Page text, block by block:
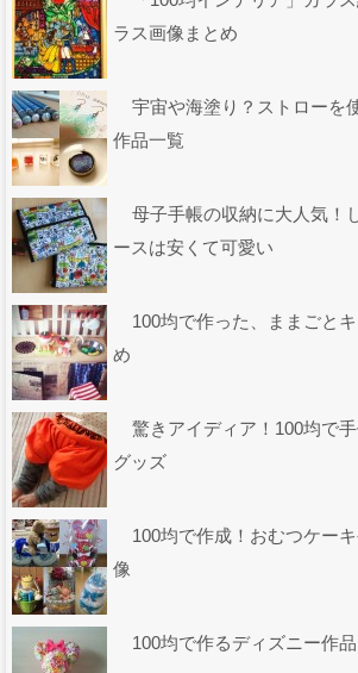
ラス画像まとめ
宇宙や海塗り？ストローを
作品一覧
母子手帳の収納に大人気！
ースは安くて可愛い
100均で作った、ままごと
め
驚きアイディア！100均で
グッズ
100均で作成！おむつケー
像
100均で作るディズニー作